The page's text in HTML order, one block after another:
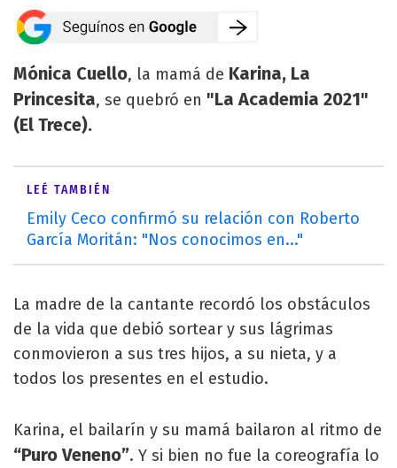
Mónica Cuello, la mamá de Karina, La
Princesita, se quebró en "La Academia 2021"
(El Trece).
LEÉ TAMBIÉN
Emily Ceco confirmó su relación con Roberto
García Moritán: "Nos conocimos en..."
La madre de la cantante recordó los obstáculos
de la vida que debió sortear y sus lágrimas
conmovieron a sus tres hijos, a su nieta, y a
todos los presentes en el estudio.
Karina, el bailarín y su mamá bailaron al ritmo de
“Puro Veneno”. Y si bien no fue la coreografía lo